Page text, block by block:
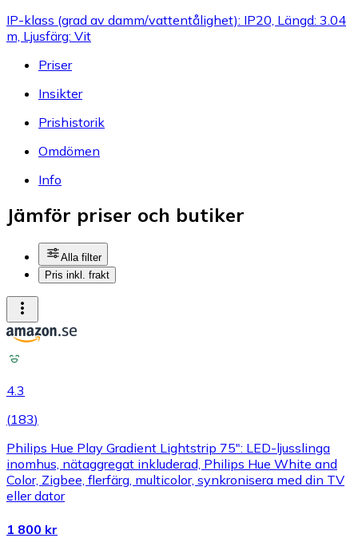
IP-klass (grad av damm/vattentålighet): IP20, Längd: 3.04
m, Ljusfärg: Vit
Priser
Insikter
Prishistorik
Omdömen
Info
Jämför priser och butiker
Alla filter
Pris inkl. frakt
4.3
(183)
Philips Hue Play Gradient Lightstrip 75": LED-ljusslinga
inomhus, nätaggregat inkluderad, Philips Hue White and
Color, Zigbee, flerfärg, multicolor, synkronisera med din TV
eller dator
1 800 kr